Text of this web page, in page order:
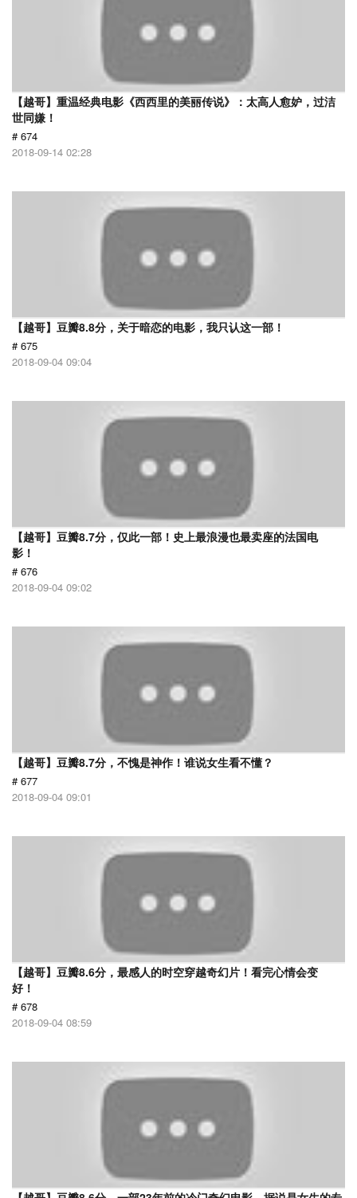
【越哥】重温经典电影《西西里的美丽传说》：太高人愈妒，过洁
世同嫌！
# 674
2018-09-14 02:28
【越哥】豆瓣8.8分，关于暗恋的电影，我只认这一部！
# 675
2018-09-04 09:04
【越哥】豆瓣8.7分，仅此一部！史上最浪漫也最卖座的法国电
影！
# 676
2018-09-04 09:02
【越哥】豆瓣8.7分，不愧是神作！谁说女生看不懂？
# 677
2018-09-04 09:01
【越哥】豆瓣8.6分，最感人的时空穿越奇幻片！看完心情会变
好！
# 678
2018-09-04 08:59